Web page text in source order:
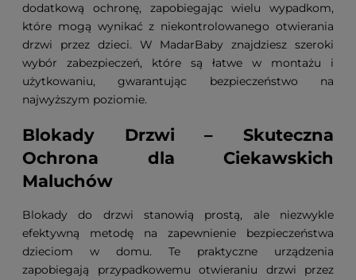
dodatkową ochronę, zapobiegając wielu wypadkom,
które mogą wynikać z niekontrolowanego otwierania
drzwi przez dzieci. W MadarBaby znajdziesz szeroki
wybór zabezpieczeń, które są łatwe w montażu i
użytkowaniu, gwarantując bezpieczeństwo na
najwyższym poziomie.
Blokady Drzwi – Skuteczna
Ochrona dla Ciekawskich
Maluchów
Blokady do drzwi stanowią prostą, ale niezwykle
efektywną metodę na zapewnienie bezpieczeństwa
dzieciom w domu. Te praktyczne urządzenia
zapobiegają przypadkowemu otwieraniu drzwi przez